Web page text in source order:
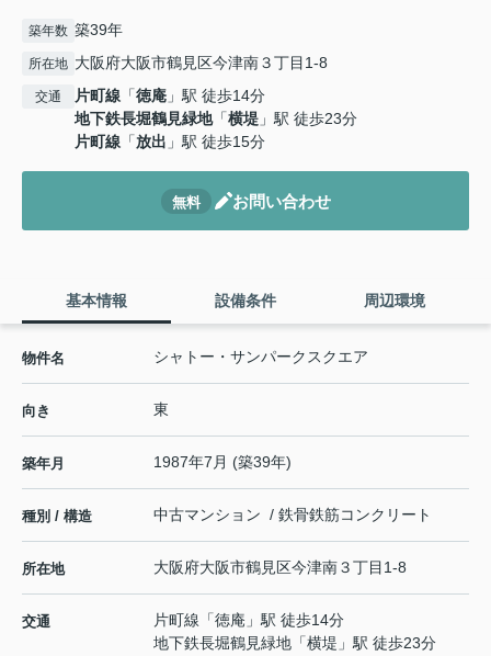
築年数 築39年
所在地 大阪府大阪市鶴見区今津南３丁目1-8
交通 片町線 「徳庵 」駅 徒歩14分
地下鉄長堀鶴見緑地「横堤 」駅 徒歩23分
片町線 「放出 」駅 徒歩15分
無料 お問い合わせ
基本情報 設備条件 周辺環境
物件名 シャトー・サンパークスクエア
向き 東
築年月 1987年7月 (築39年)
種別 / 構造 中古マンション / 鉄骨鉄筋コンクリート
所在地 大阪府大阪市鶴見区今津南３丁目1-8
交通 片町線 「徳庵 」駅 徒歩14分
地下鉄長堀鶴見緑地 「横堤 」駅 徒歩23分